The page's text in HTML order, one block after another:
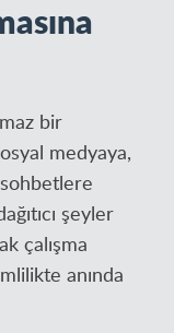
bir
medyaya,
şeyler
çalışma
anında